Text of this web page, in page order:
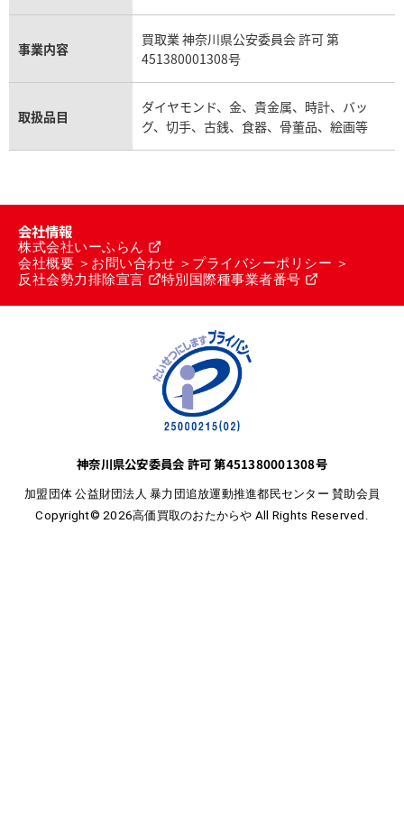
事業内容
買取業 神奈川県公安委員会 許可 第
451380001308号
取扱品目
ダイヤモンド、金、貴金属、時計、バッ
グ、切手、古銭、食器、骨董品、絵画等
会社情報
株式会社いーふらん
会社概要
お問い合わせ
プライバシーポリシー
反社会勢力排除宣言
特別国際種事業者番号
神奈川県公安委員会 許可 第451380001308号
加盟団体 公益財団法人 暴力団追放運動推進都民センター 賛助会員
Copyright© 2026高価買取のおたからや All Rights Reserved.